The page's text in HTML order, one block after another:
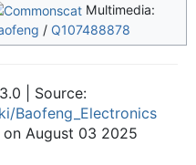
Multimedia:
/ Q107488878
| Source:
Baofeng_Electronics
August 03 2025